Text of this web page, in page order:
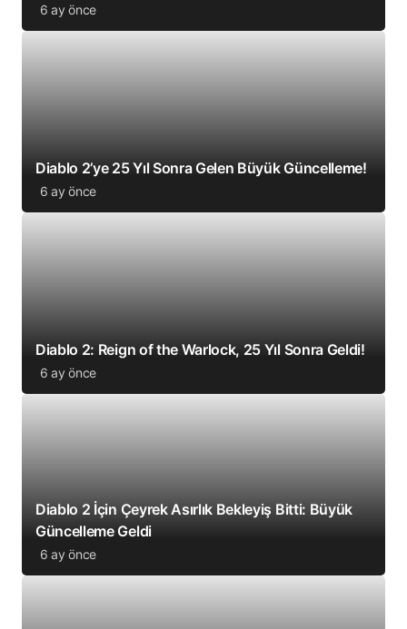
6 ay önce
Diablo 2’ye 25 Yıl Sonra Gelen Büyük Güncelleme!
6 ay önce
Diablo 2: Reign of the Warlock, 25 Yıl Sonra Geldi!
6 ay önce
Diablo 2 İçin Çeyrek Asırlık Bekleyiş Bitti: Büyük
Güncelleme Geldi
6 ay önce